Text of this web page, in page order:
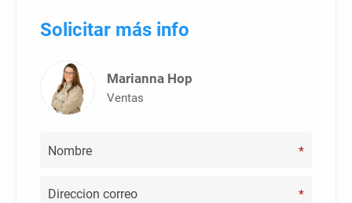
Solicitar más info
Marianna Hop
Ventas
*
*